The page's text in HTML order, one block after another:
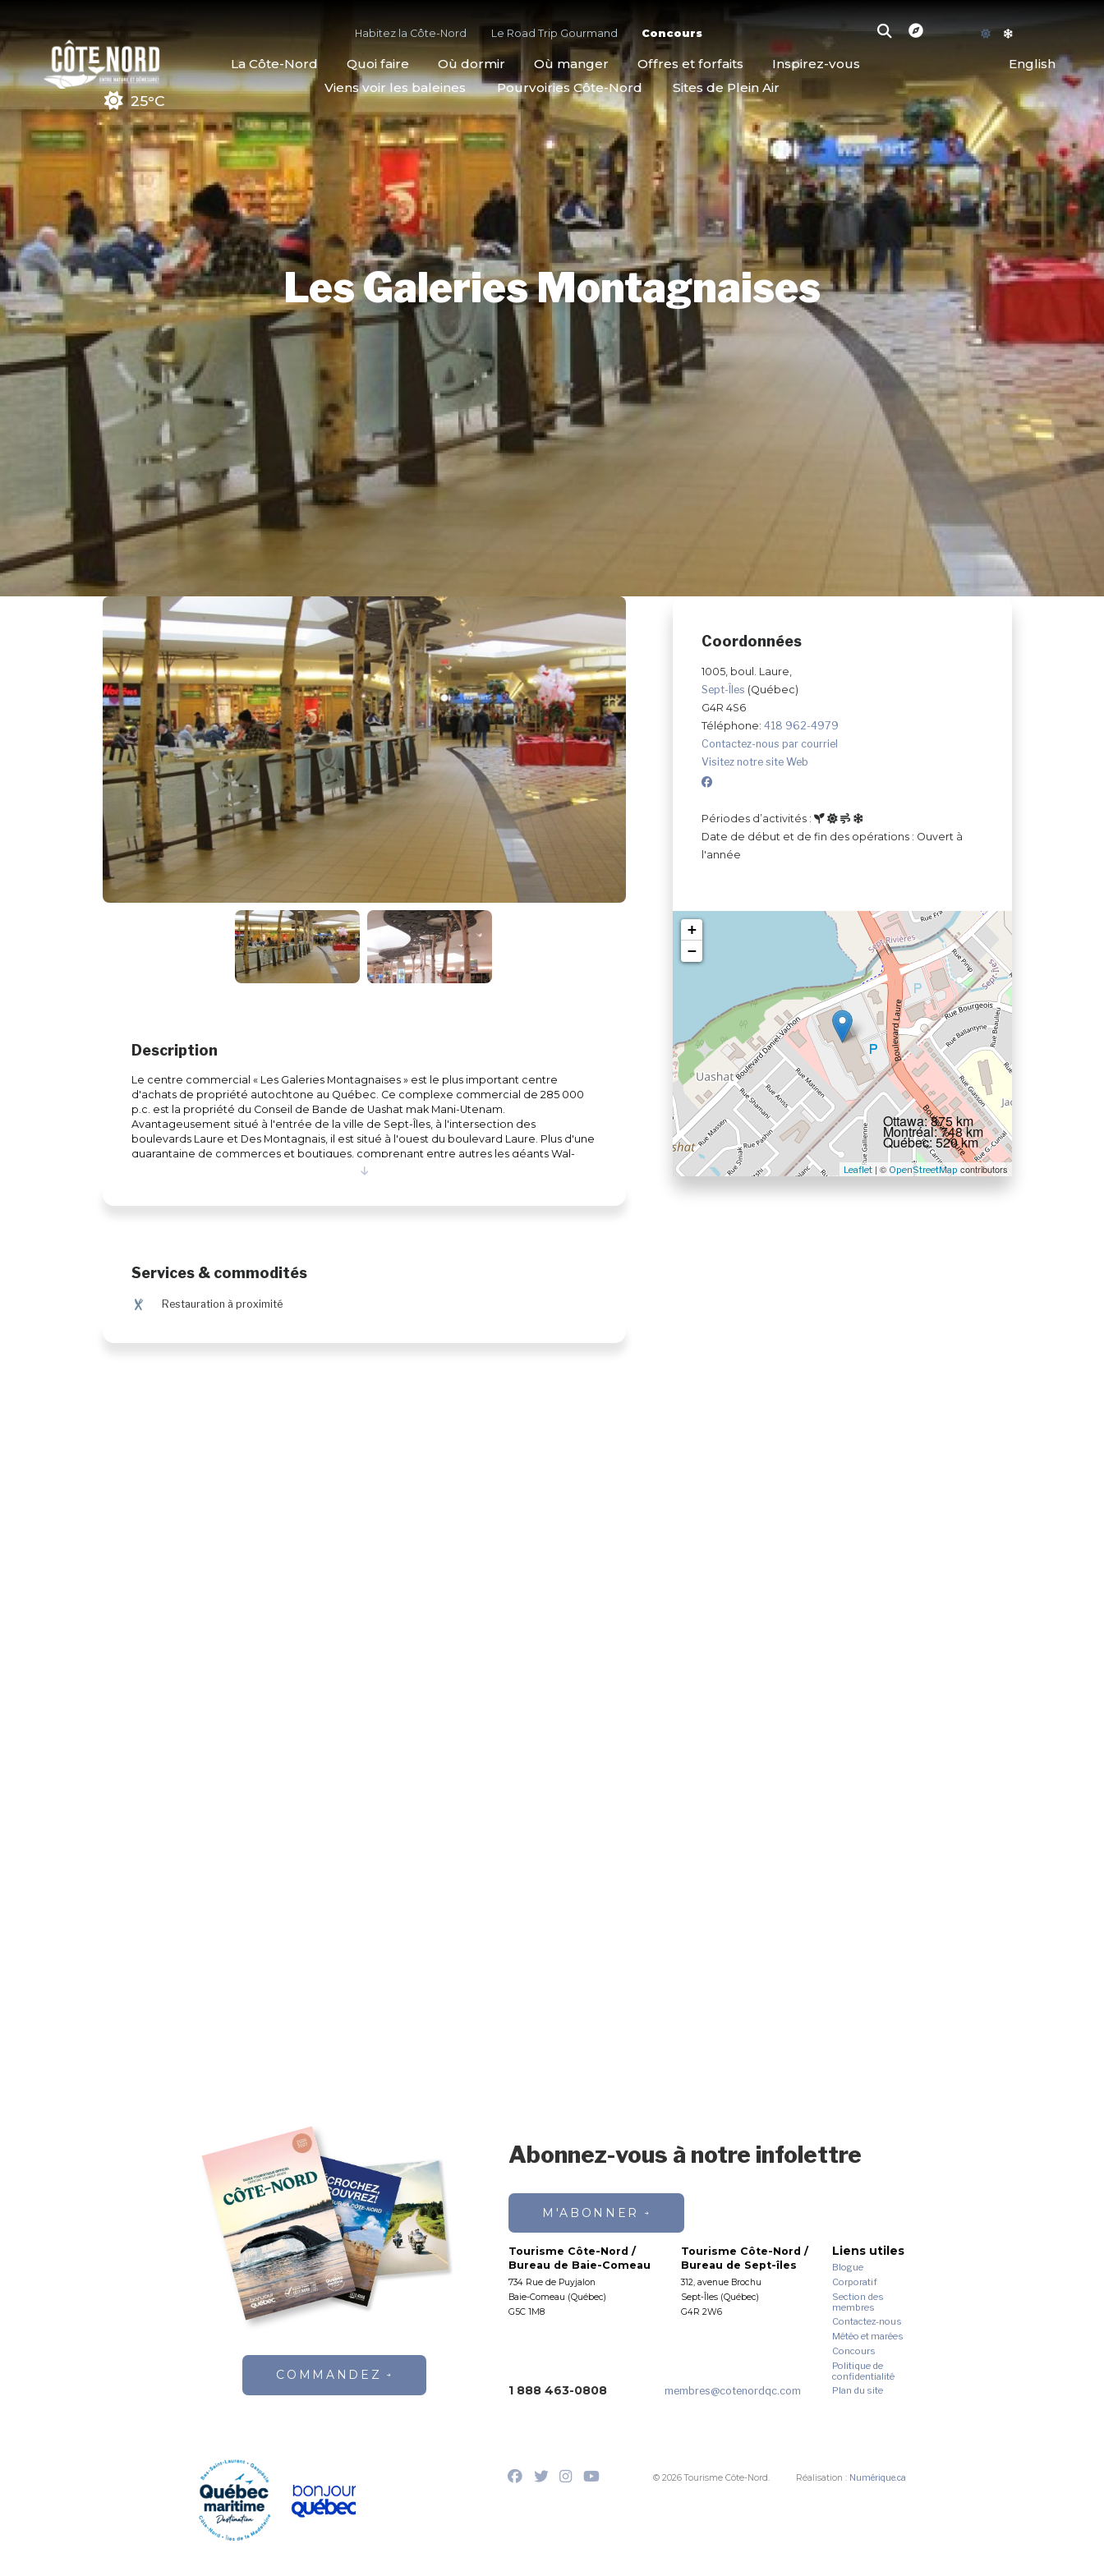
25°C
Habitez la Côte-Nord Le Road Trip Gourmand Concours
La Côte-Nord Quoi faire Où dormir Où manger Offres et forfaits Inspirez-vous
English
Viens voir les baleines
Pourvoiries Côte-Nord Sites de Plein Air
Les Galeries Montagnaises
Coordonnées
1005, boul. Laure,
Sept-Îles (Québec)
G4R 4S6
Téléphone: 418 962-4979
Contactez-nous par courriel
Visitez notre site Web
Périodes d’activités :
Date de début et de fin des opérations : Ouvert à
l'année
+
−
Leaflet | © OpenStreetMap contributors
Ottawa: 875 km
Montréal: 748 km
Québec: 520 km
Description
Le centre commercial « Les Galeries Montagnaises » est le plus important centre
d'achats de propriété autochtone au Québec. Ce complexe commercial de 285 000
p.c. est la propriété du Conseil de Bande de Uashat mak Mani-Utenam.
Avantageusement situé à l'entrée de la ville de Sept-Îles, à l'intersection des
boulevards Laure et Des Montagnais, il est situé à l'ouest du boulevard Laure. Plus d'une
quarantaine de commerces et boutiques, comprenant entre autres les géants Wal-
Mart et Maxi, y font de bonnes affaires. Cette réalisation est un symbole permanent de
Services & commodités
¶ Restauration à proximité
COMMANDEZ
Abonnez-vous à notre infolettre
M'ABONNER
Tourisme Côte-Nord /
Bureau de Baie-Comeau
734 Rue de Puyjalon
Baie-Comeau (Québec)
G5C 1M8
Tourisme Côte-Nord /
Bureau de Sept-îles
312, avenue Brochu
Sept-Îles (Québec)
G4R 2W6
Liens utiles
Blogue
Corporatif
Section des
membres
Contactez-nous
Météo et marées
Concours
Politique de
confidentialité
Plan du site
1 888 463-0808 membres@cotenordqc.com
© 2026 Tourisme Côte-Nord. Réalisation : Numérique.ca